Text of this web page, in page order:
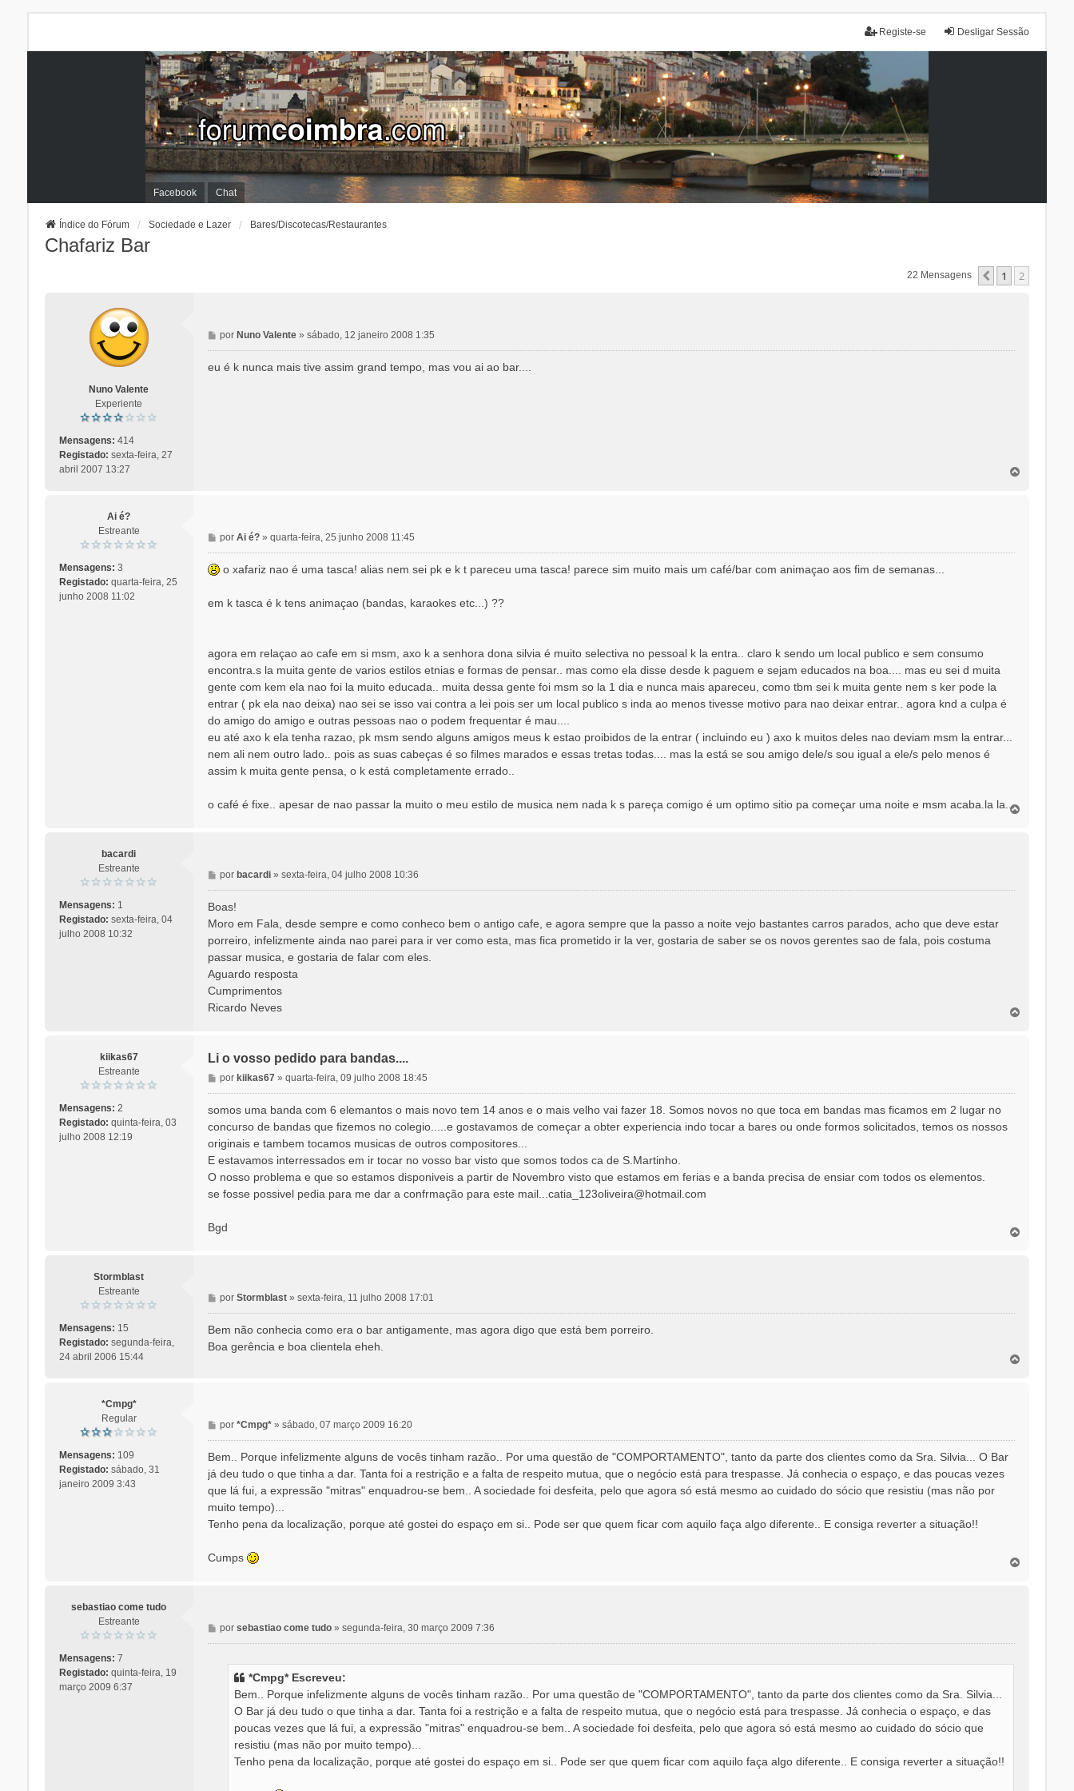
Desligar Sessão
Registe-se
Facebook Chat
Índice do Fórum Sociedade e Lazer Bares/Discotecas/Restaurantes
Chafariz Bar
22 Mensagens Anterior
1 2
Nuno Valente
Experiente
Mensagens: 414
Registado: sexta-feira, 27
abril 2007 13:27
M
e
porNuno Valente »sábado, 12 janeiro 2008 1:35
eu é k nunca mais tive assim grand tempo, mas vou ai ao bar....
Ai é?
Estreante
Mensagens: 3
Registado: quarta-feira, 25
junho 2008 11:02
M
e
n
g
porAi é? »quarta-feira, 25 junho 2008 11:45
o xafariz nao é uma tasca! alias nem sei pk e k t pareceu uma tasca! parece sim muito mais um café/bar com animaçao aos fim de semanas...
em k tasca é k tens animaçao (bandas, karaokes etc...) ??
agora em relaçao ao cafe em si msm, axo k a senhora dona silvia é muito selectiva no pessoal k la entra.. claro k sendo um local publico e sem consumo
encontra.s la muita gente de varios estilos etnias e formas de pensar.. mas como ela disse desde k paguem e sejam educados na boa.... mas eu sei d muita
gente com kem ela nao foi la muito educada.. muita dessa gente foi msm so la 1 dia e nunca mais apareceu, como tbm sei k muita gente nem s ker pode la
entrar ( pk ela nao deixa) nao sei se isso vai contra a lei pois ser um local publico s inda ao menos tivesse motivo para nao deixar entrar.. agora knd a culpa é
do amigo do amigo e outras pessoas nao o podem frequentar é mau....
eu até axo k ela tenha razao, pk msm sendo alguns amigos meus k estao proibidos de la entrar ( incluindo eu ) axo k muitos deles nao deviam msm la entrar...
nem ali nem outro lado.. pois as suas cabeças é so filmes marados e essas tretas todas.... mas la está se sou amigo dele/s sou igual a ele/s pelo menos é
assim k muita gente pensa, o k está completamente errado..
o café é fixe.. apesar de nao passar la muito o meu estilo de musica nem nada k s pareça comigo é um optimo sitio pa começar uma noite e msm acaba.la la...
bacardi
Estreante
Mensagens: 1
Registado: sexta-feira, 04
julho 2008 10:32
M
e
a
g
e
m
porbacardi »sexta-feira, 04 julho 2008 10:36
Boas!
Moro em Fala, desde sempre e como conheco bem o antigo cafe, e agora sempre que la passo a noite vejo bastantes carros parados, acho que deve estar
porreiro, infelizmente ainda nao parei para ir ver como esta, mas fica prometido ir la ver, gostaria de saber se os novos gerentes sao de fala, pois costuma
passar musica, e gostaria de falar com eles.
Aguardo resposta
Cumprimentos
Ricardo Neves
kiikas67
Estreante
Mensagens: 2
Registado: quinta-feira, 03
julho 2008 12:19
Li o vosso pedido para bandas....
M
e
a
g
e
m
porkiikas67 »quarta-feira, 09 julho 2008 18:45
somos uma banda com 6 elemantos o mais novo tem 14 anos e o mais velho vai fazer 18. Somos novos no que toca em bandas mas ficamos em 2 lugar no
concurso de bandas que fizemos no colegio.....e gostavamos de começar a obter experiencia indo tocar a bares ou onde formos solicitados, temos os nossos
originais e tambem tocamos musicas de outros compositores...
E estavamos interressados em ir tocar no vosso bar visto que somos todos ca de S.Martinho.
O nosso problema e que so estamos disponiveis a partir de Novembro visto que estamos em ferias e a banda precisa de ensiar com todos os elementos.
se fosse possivel pedia para me dar a confrmação para este mail...catia_123oliveira@hotmail.com
Bgd
Stormblast
Estreante
Mensagens: 15
Registado: segunda-feira,
24 abril 2006 15:44
M
e
a
porStormblast »sexta-feira, 11 julho 2008 17:01
Bem não conhecia como era o bar antigamente, mas agora digo que está bem porreiro.
Boa gerência e boa clientela eheh.
*Cmpg*
Regular
Mensagens: 109
Registado: sábado, 31
janeiro 2009 3:43
M
e
a
g
e
m
por*Cmpg* »sábado, 07 março 2009 16:20
Bem.. Porque infelizmente alguns de vocês tinham razão.. Por uma questão de "COMPORTAMENTO", tanto da parte dos clientes como da Sra. Silvia... O Bar
já deu tudo o que tinha a dar. Tanta foi a restrição e a falta de respeito mutua, que o negócio está para trespasse. Já conhecia o espaço, e das poucas vezes
que lá fui, a expressão "mitras" enquadrou-se bem.. A sociedade foi desfeita, pelo que agora só está mesmo ao cuidado do sócio que resistiu (mas não por
muito tempo)...
Tenho pena da localização, porque até gostei do espaço em si.. Pode ser que quem ficar com aquilo faça algo diferente.. E consiga reverter a situação!!
Cumps
sebastiao come tudo
Estreante
Mensagens: 7
Registado: quinta-feira, 19
março 2009 6:37
M
e
porsebastiao come tudo »segunda-feira, 30 março 2009 7:36
*Cmpg* Escreveu:
Bem.. Porque infelizmente alguns de vocês tinham razão.. Por uma questão de "COMPORTAMENTO", tanto da parte dos clientes como da Sra. Silvia...
O Bar já deu tudo o que tinha a dar. Tanta foi a restrição e a falta de respeito mutua, que o negócio está para trespasse. Já conhecia o espaço, e das
poucas vezes que lá fui, a expressão "mitras" enquadrou-se bem.. A sociedade foi desfeita, pelo que agora só está mesmo ao cuidado do sócio que
resistiu (mas não por muito tempo)...
Tenho pena da localização, porque até gostei do espaço em si.. Pode ser que quem ficar com aquilo faça algo diferente.. E consiga reverter a situação!!